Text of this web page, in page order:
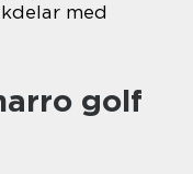
med
golf